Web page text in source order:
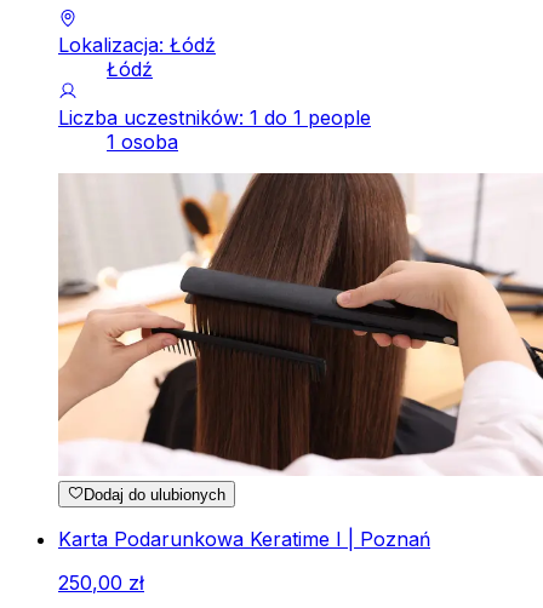
Lokalizacja: Łódź
Łódź
Liczba uczestników: 1 do 1 people
1 osoba
Dodaj do ulubionych
Karta Podarunkowa Keratime I | Poznań
250,00 zł